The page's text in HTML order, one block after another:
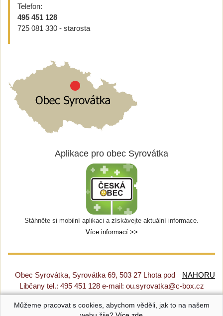
Telefon:
495 451 128
725 081 330 - starosta
Aplikace pro obec Syrovátka
Stáhněte si mobilní aplikaci a získávejte aktuální informace.
Více informací >>
NAHORU
Obec Syrovátka, Syrovátka 69, 503 27 Lhota pod
Libčany tel.: 495 451 128 e-mail: ou.syrovatka@c-box.cz
Prohlášení o přístupnosti|Původní web|Nastavení cookies
Můžeme pracovat s cookies, abychom věděli, jak to na našem